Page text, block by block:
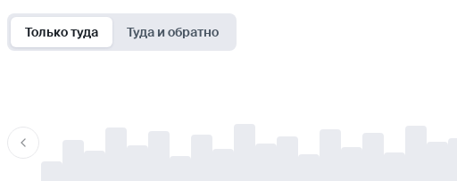
Только туда Туда и обратно